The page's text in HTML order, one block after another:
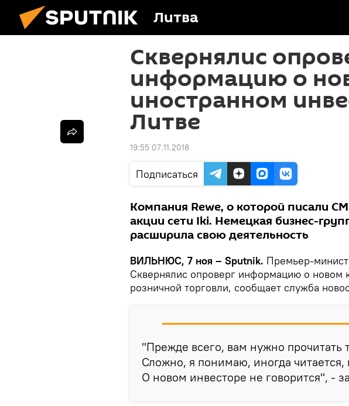
Литва
Сквернялис
информацию о
иностранном
Литве
19:55 07.11.2018
Подписаться
Компания Rewe, о которой писали
акции сети Iki. Немецкая бизнес-
расширила свою деятельность
ВИЛЬНЮС, 7 ноя – Sputnik. Премьер-
Сквернялис опроверг информацию о новом
розничной торговли, сообщает служба
"Прежде всего, вам нужно прочитать
Сложно, я понимаю, иногда
О новом инвесторе не говорится", -